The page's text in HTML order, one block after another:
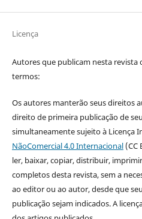
Licença
Autores que publicam nesta revista
termos:
Os autores manterão seus direitos
direito de primeira publicação de
simultaneamente sujeito à Licença
NãoComercial 4.0 Internacional(CC
ler, baixar, copiar, distribuir,
completos desta revista, sem a
ao editor ou ao autor, desde que
publicação sejam indicados. A